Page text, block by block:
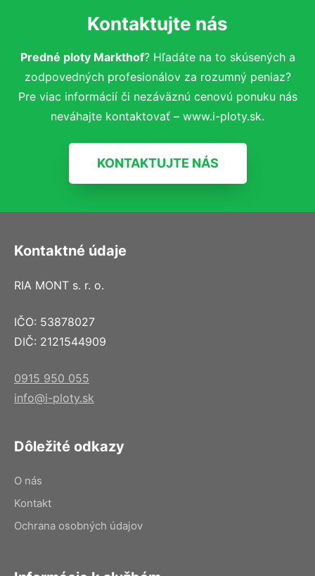
Kontaktujte nás
Predné ploty Markthof? Hľadáte na to skúsených a
zodpovedných profesionálov za rozumný peniaz?
Pre viac informácií či nezáväznú cenovú ponuku nás
neváhajte kontaktovať – www.i-ploty.sk.
KONTAKTUJTE NÁS
Kontaktné údaje
RIA MONT s. r. o.
IČO: 53878027
DIČ: 2121544909
0915 950 055
info@i-ploty.sk
Dôležité odkazy
O nás
Kontakt
Ochrana osobných údajov